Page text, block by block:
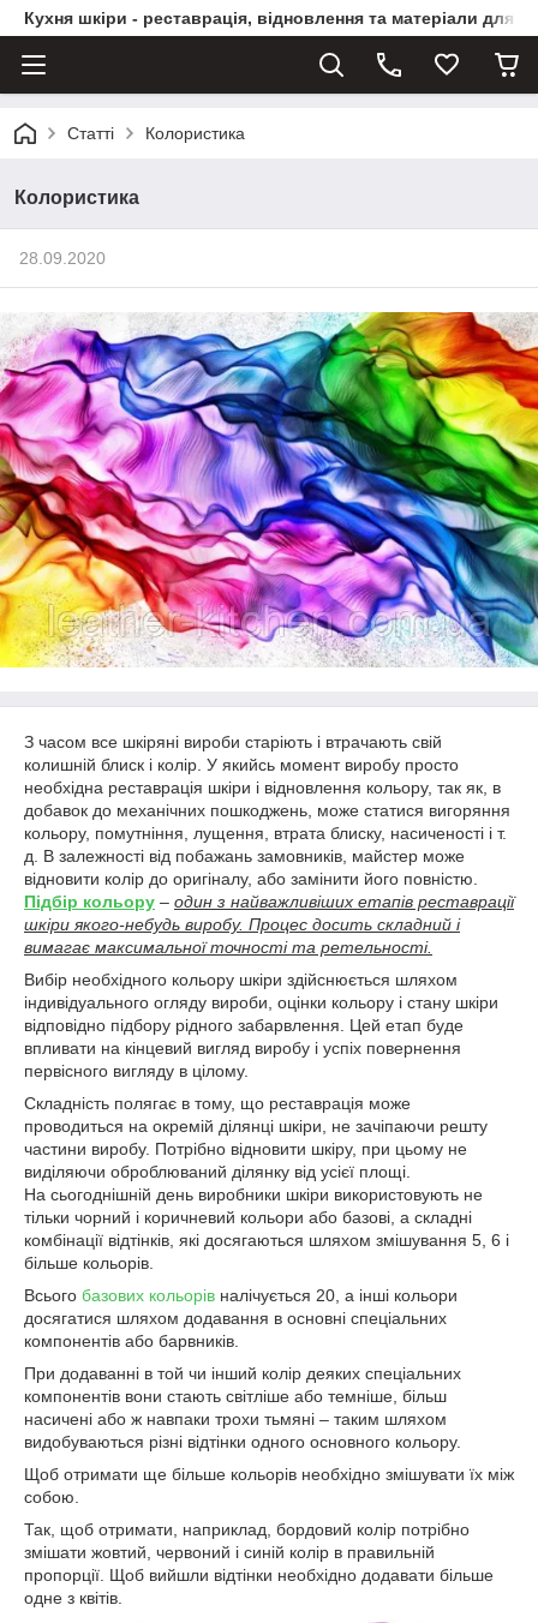
Кухня шкіри - реставрація, відновлення та матеріали для
Статті Колористика
Колористика
28.09.2020
З часом все шкіряні вироби старіють і втрачають свій
колишній блиск і колір. У якийсь момент виробу просто
необхідна реставрація шкіри і відновлення кольору, так як, в
добавок до механічних пошкоджень, може статися вигоряння
кольору, помутніння, лущення, втрата блиску, насиченості і т.
д. В залежності від побажань замовників, майстер може
відновити колір до оригіналу, або замінити його повністю.
Підбір кольору – один з найважливіших етапів реставрації
шкіри якого-небудь виробу. Процес досить складний і
вимагає максимальної точності та ретельності.
Вибір необхідного кольору шкіри здійснюється шляхом
індивідуального огляду вироби, оцінки кольору і стану шкіри
відповідно підбору рідного забарвлення. Цей етап буде
впливати на кінцевий вигляд виробу і успіх повернення
первісного вигляду в цілому.
Складність полягає в тому, що реставрація може
проводиться на окремій ділянці шкіри, не зачіпаючи решту
частини виробу. Потрібно відновити шкіру, при цьому не
виділяючи оброблюваний ділянку від усієї площі.
На сьогоднішній день виробники шкіри використовують не
тільки чорний і коричневий кольори або базові, а складні
комбінації відтінків, які досягаються шляхом змішування 5, 6 і
більше кольорів.
Всього базових кольорів налічується 20, а інші кольори
досягатися шляхом додавання в основні спеціальних
компонентів або барвників.
При додаванні в той чи інший колір деяких спеціальних
компонентів вони стають світліше або темніше, більш
насичені або ж навпаки трохи тьмяні – таким шляхом
видобуваються різні відтінки одного основного кольору.
Щоб отримати ще більше кольорів необхідно змішувати їх між
собою.
Так, щоб отримати, наприклад, бордовий колір потрібно
змішати жовтий, червоний і синій колір в правильній
пропорції. Щоб вийшли відтінки необхідно додавати більше
одне з квітів.